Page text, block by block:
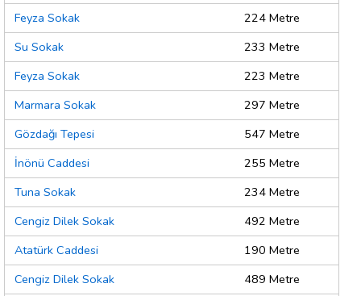
Feyza Sokak
224 Metre
Su Sokak
233 Metre
Feyza Sokak
223 Metre
Marmara Sokak
297 Metre
Gözdağı Tepesi
547 Metre
İnönü Caddesi
255 Metre
Tuna Sokak
234 Metre
Cengiz Dilek Sokak
492 Metre
Atatürk Caddesi
190 Metre
Cengiz Dilek Sokak
489 Metre